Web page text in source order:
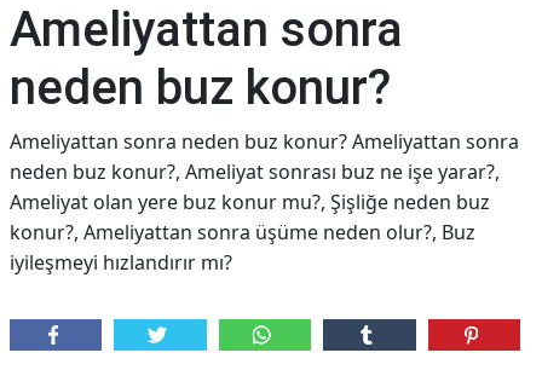
Ameliyattan sonra
neden buz konur?
Ameliyattan sonra neden buz konur? Ameliyattan sonra
neden buz konur?, Ameliyat sonrası buz ne işe yarar?,
Ameliyat olan yere buz konur mu?, Şişliğe neden buz
konur?, Ameliyattan sonra üşüme neden olur?, Buz
iyileşmeyi hızlandırır mı?